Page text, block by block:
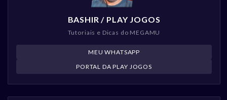
BASHIR / PLAY JOGOS
Tutoriais e Dicas do MEGAMU
MEU WHATSAPP
PORTAL DA PLAY JOGOS